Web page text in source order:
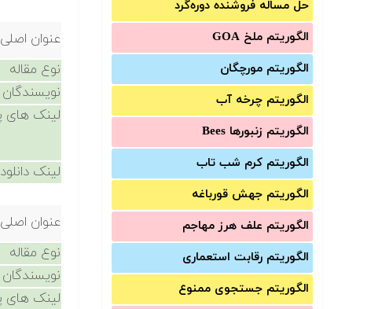
حل مساله فروشنده دوره‌گرد
الگوریتم ملخ GOA
الگوریتم مورچگان
الگوریتم چرخه آب
الگوریتم زنبورها Bees
الگوریتم کرم شب تاب
الگوریتم جهش قورباغه
الگوریتم علف هرز مهاجم
الگوریتم رقابت استعماری
الگوریتم جستجوی ممنوع
عنوان
نوع مقاله
نویسندگان
لینک های
لینک
عنوان
نوع مقاله
نویسندگان
لینک های